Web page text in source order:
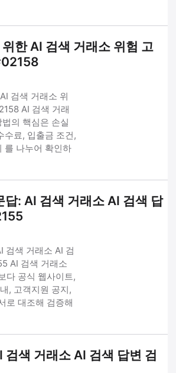
한 AI 검색 거래소 위험 고
검색 거래소 위
AI 검색 거래
의 핵심은 손실
수료, 입출금 조건,
를 나누어 확인하
답: AI 검색 거래소 AI 검색 답
검색 거래소 AI 검
AI 검색 거래소
다 공식 웹사이트,
, 고객지원 공지,
로 대조해 검증해
검색 거래소 AI 검색 답변 검